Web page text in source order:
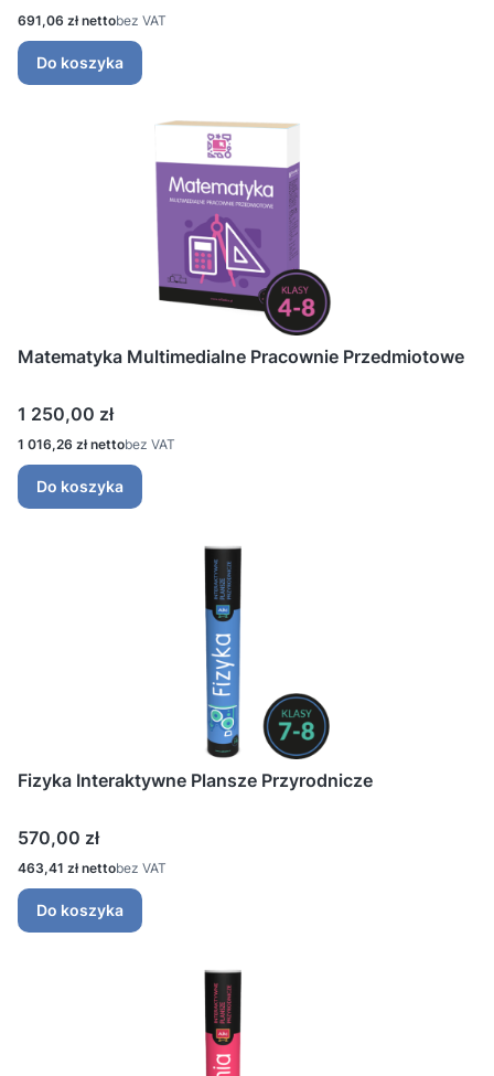
Cena
691,06 zł bez VAT
Do koszyka
Matematyka Multimedialne Pracownie Przedmiotowe
Cena
1 250,00 zł
Cena
1 016,26 zł bez VAT
Do koszyka
Fizyka Interaktywne Plansze Przyrodnicze
Cena
570,00 zł
Cena
463,41 zł bez VAT
Do koszyka